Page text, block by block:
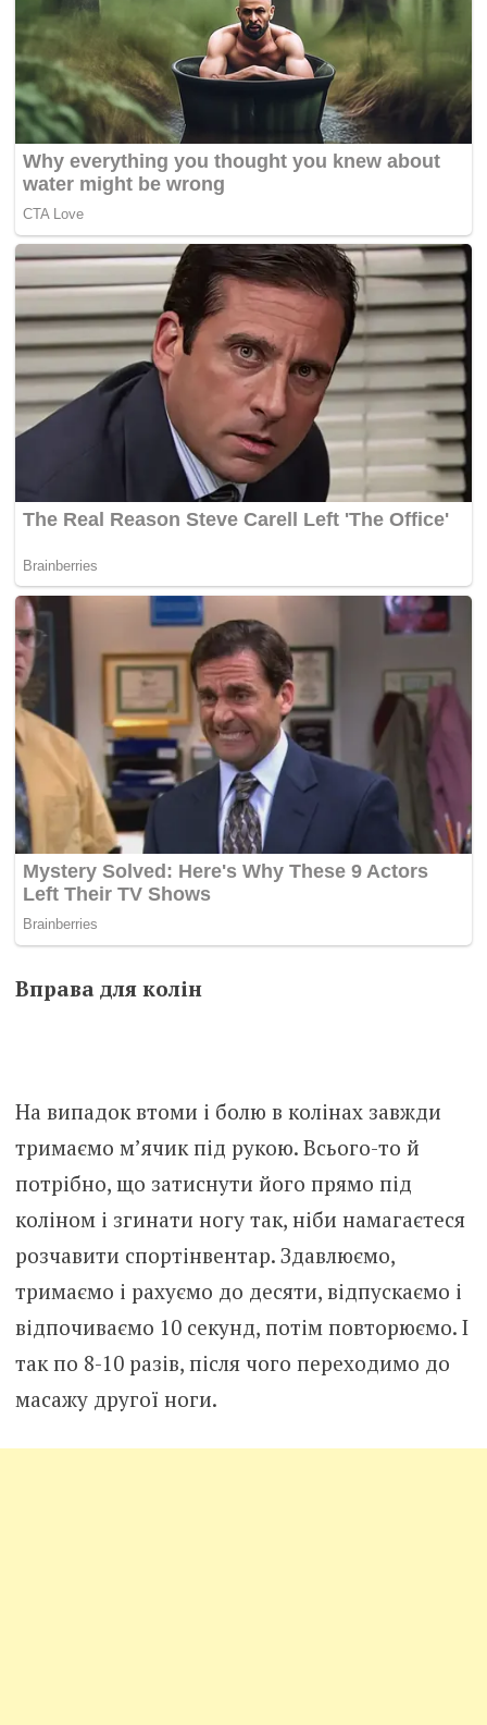
Вправа для колін
На випадок втоми і болю в колінах завжди
тримаємо м’ячик під рукою. Всього-то й
потрібно, що затиснути його прямо під
коліном і згинати ногу так, ніби намагаєтеся
розчавити спортінвентар. Здавлюємо,
тримаємо і рахуємо до десяти, відпускаємо і
відпочиваємо 10 секунд, потім повторюємо. І
так по 8-10 разів, після чого переходимо до
масажу другої ноги.